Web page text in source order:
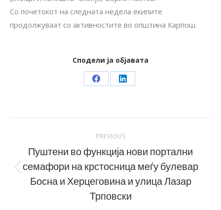
Со почетокот на следната недела екипите
продолжуваат со активностите во општина Карпош.
Сподели ја објавата
Share Share
navigation
PREVIOUS
Previous
post:
Пуштени во функција нови портални
семафори на крстосница меѓу булевар
Босна и Херцеговина и улица Лазар
Трповски